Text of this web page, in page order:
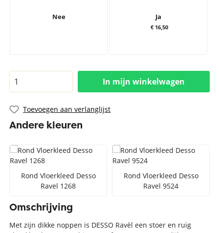
Nee Ja
€ 16,50
In mijn winkelwagen
Toevoegen aan verlanglijst
Andere kleuren
Rond Vloerkleed Desso
Ravel 1268
Rond Vloerkleed Desso
Ravel 9524
Omschrijving
Met zijn dikke noppen is DESSO Ravèl een stoer en ruig